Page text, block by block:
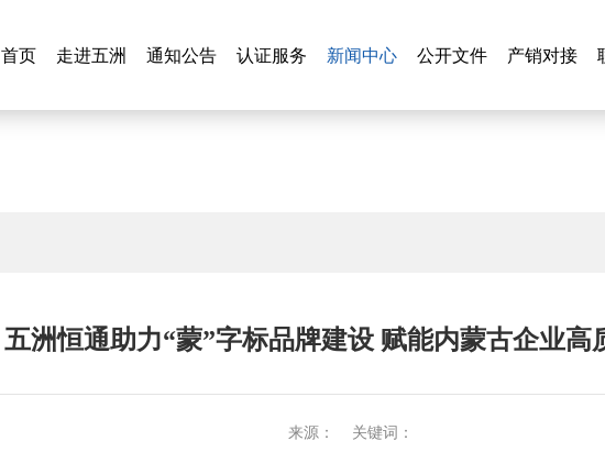
首页 走进五洲 通知公告 认证服务 新闻中心 公开文件 产销对接
五洲恒通助力“蒙”字标品牌建设 赋能内蒙古企业高
来源： 关键词：